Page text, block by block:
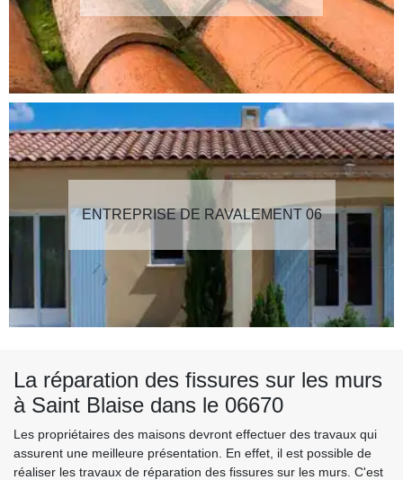
ENTREPRISE DE RAVALEMENT 06
La réparation des fissures sur les murs
à Saint Blaise dans le 06670
Les propriétaires des maisons devront effectuer des travaux qui
assurent une meilleure présentation. En effet, il est possible de
réaliser les travaux de réparation des fissures sur les murs. C'est